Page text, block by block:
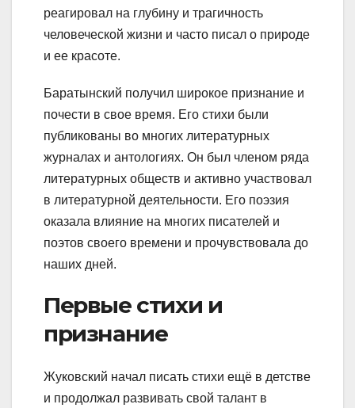
реагировал на глубину и трагичность
человеческой жизни и часто писал о природе
и ее красоте.
Баратынский получил широкое признание и
почести в свое время. Его стихи были
публикованы во многих литературных
журналах и антологиях. Он был членом ряда
литературных обществ и активно участвовал
в литературной деятельности. Его поэзия
оказала влияние на многих писателей и
поэтов своего времени и прочувствовала до
наших дней.
Первые стихи и
признание
Жуковский начал писать стихи ещё в детстве
и продолжал развивать свой талант в